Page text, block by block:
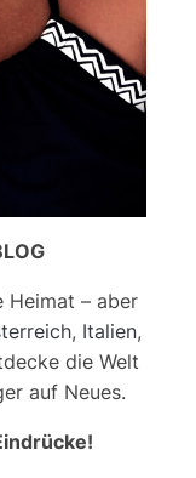
Heimat – aber
, Italien,
die Welt
auf Neues.